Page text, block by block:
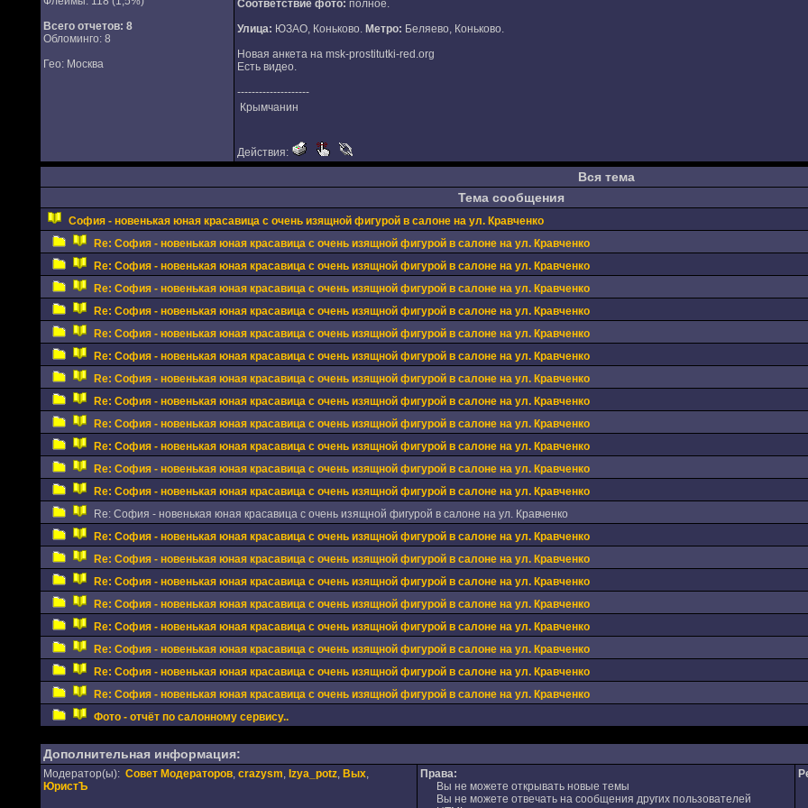
Всего отчетов: 8
Обломинго: 8
Гео: Москва
Соответствие фото: полное.
Улица: ЮЗАО, Коньково. Метро: Беляево, Коньково.
Новая анкета на msk-prostitutki-red.org
Есть видео.
--------------------
Крымчанин
Действия:
Вся тема
Тема сообщения
София - новенькая юная красавица с очень изящной фигурой в салоне на ул. Кравченко
Re: София - новенькая юная красавица с очень изящной фигурой в салоне на ул. Кравченко
Re: София - новенькая юная красавица с очень изящной фигурой в салоне на ул. Кравченко
Re: София - новенькая юная красавица с очень изящной фигурой в салоне на ул. Кравченко
Re: София - новенькая юная красавица с очень изящной фигурой в салоне на ул. Кравченко
Re: София - новенькая юная красавица с очень изящной фигурой в салоне на ул. Кравченко
Re: София - новенькая юная красавица с очень изящной фигурой в салоне на ул. Кравченко
Re: София - новенькая юная красавица с очень изящной фигурой в салоне на ул. Кравченко
Re: София - новенькая юная красавица с очень изящной фигурой в салоне на ул. Кравченко
Re: София - новенькая юная красавица с очень изящной фигурой в салоне на ул. Кравченко
Re: София - новенькая юная красавица с очень изящной фигурой в салоне на ул. Кравченко
Re: София - новенькая юная красавица с очень изящной фигурой в салоне на ул. Кравченко
Re: София - новенькая юная красавица с очень изящной фигурой в салоне на ул. Кравченко
Re: София - новенькая юная красавица с очень изящной фигурой в салоне на ул. Кравченко
Re: София - новенькая юная красавица с очень изящной фигурой в салоне на ул. Кравченко
Re: София - новенькая юная красавица с очень изящной фигурой в салоне на ул. Кравченко
Re: София - новенькая юная красавица с очень изящной фигурой в салоне на ул. Кравченко
Re: София - новенькая юная красавица с очень изящной фигурой в салоне на ул. Кравченко
Re: София - новенькая юная красавица с очень изящной фигурой в салоне на ул. Кравченко
Re: София - новенькая юная красавица с очень изящной фигурой в салоне на ул. Кравченко
Re: София - новенькая юная красавица с очень изящной фигурой в салоне на ул. Кравченко
Re: София - новенькая юная красавица с очень изящной фигурой в салоне на ул. Кравченко
Фото - отчёт по салонному сервису..
Дополнительная информация:
Модератор(ы): Совет Модераторов, crazysm, Izya_potz, Вых,
ЮристЪ
Права:
Вы не можете открывать новые темы
Вы не можете отвечать на сообщения других пользователей